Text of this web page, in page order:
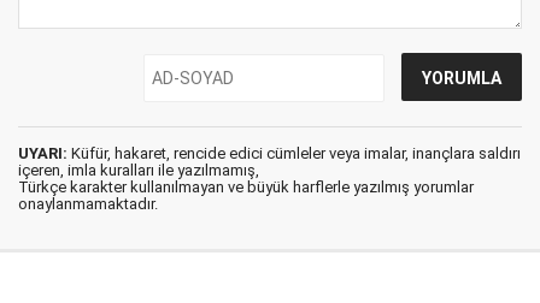
UYARI: Küfür, hakaret, rencide edici cümleler veya imalar, inançlara saldırı
içeren, imla kuralları ile yazılmamış,
Türkçe karakter kullanılmayan ve büyük harflerle yazılmış yorumlar
onaylanmamaktadır.